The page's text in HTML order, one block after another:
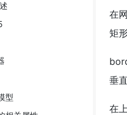
型
在
矩
垂
在